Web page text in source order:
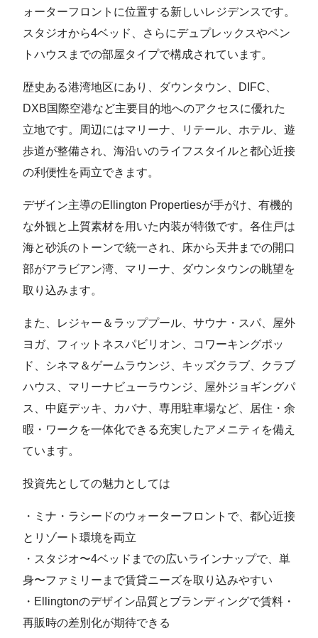
ォーターフロントに位置する新しいレジデンスです。
スタジオから4ベッド、さらにデュプレックスやペン
トハウスまでの部屋タイプで構成されています。
歴史ある港湾地区にあり、ダウンタウン、DIFC、
DXB国際空港など主要目的地へのアクセスに優れた
立地です。周辺にはマリーナ、リテール、ホテル、遊
歩道が整備され、海沿いのライフスタイルと都心近接
の利便性を両立できます。
デザイン主導のEllington Propertiesが手がけ、有機的
な外観と上質素材を用いた内装が特徴です。各住戸は
海と砂浜のトーンで統一され、床から天井までの開口
部がアラビアン湾、マリーナ、ダウンタウンの眺望を
取り込みます。
また、レジャー＆ラッププール、サウナ・スパ、屋外
ヨガ、フィットネスパビリオン、コワーキングポッ
ド、シネマ＆ゲームラウンジ、キッズクラブ、クラブ
ハウス、マリーナビューラウンジ、屋外ジョギングパ
ス、中庭デッキ、カバナ、専用駐車場など、居住・余
暇・ワークを一体化できる充実したアメニティを備え
ています。
投資先としての魅力としては
・ミナ・ラシードのウォーターフロントで、都心近接
とリゾート環境を両立
・スタジオ〜4ベッドまでの広いラインナップで、単
身〜ファミリーまで賃貸ニーズを取り込みやすい
・Ellingtonのデザイン品質とブランディングで賃料・
再販時の差別化が期待できる